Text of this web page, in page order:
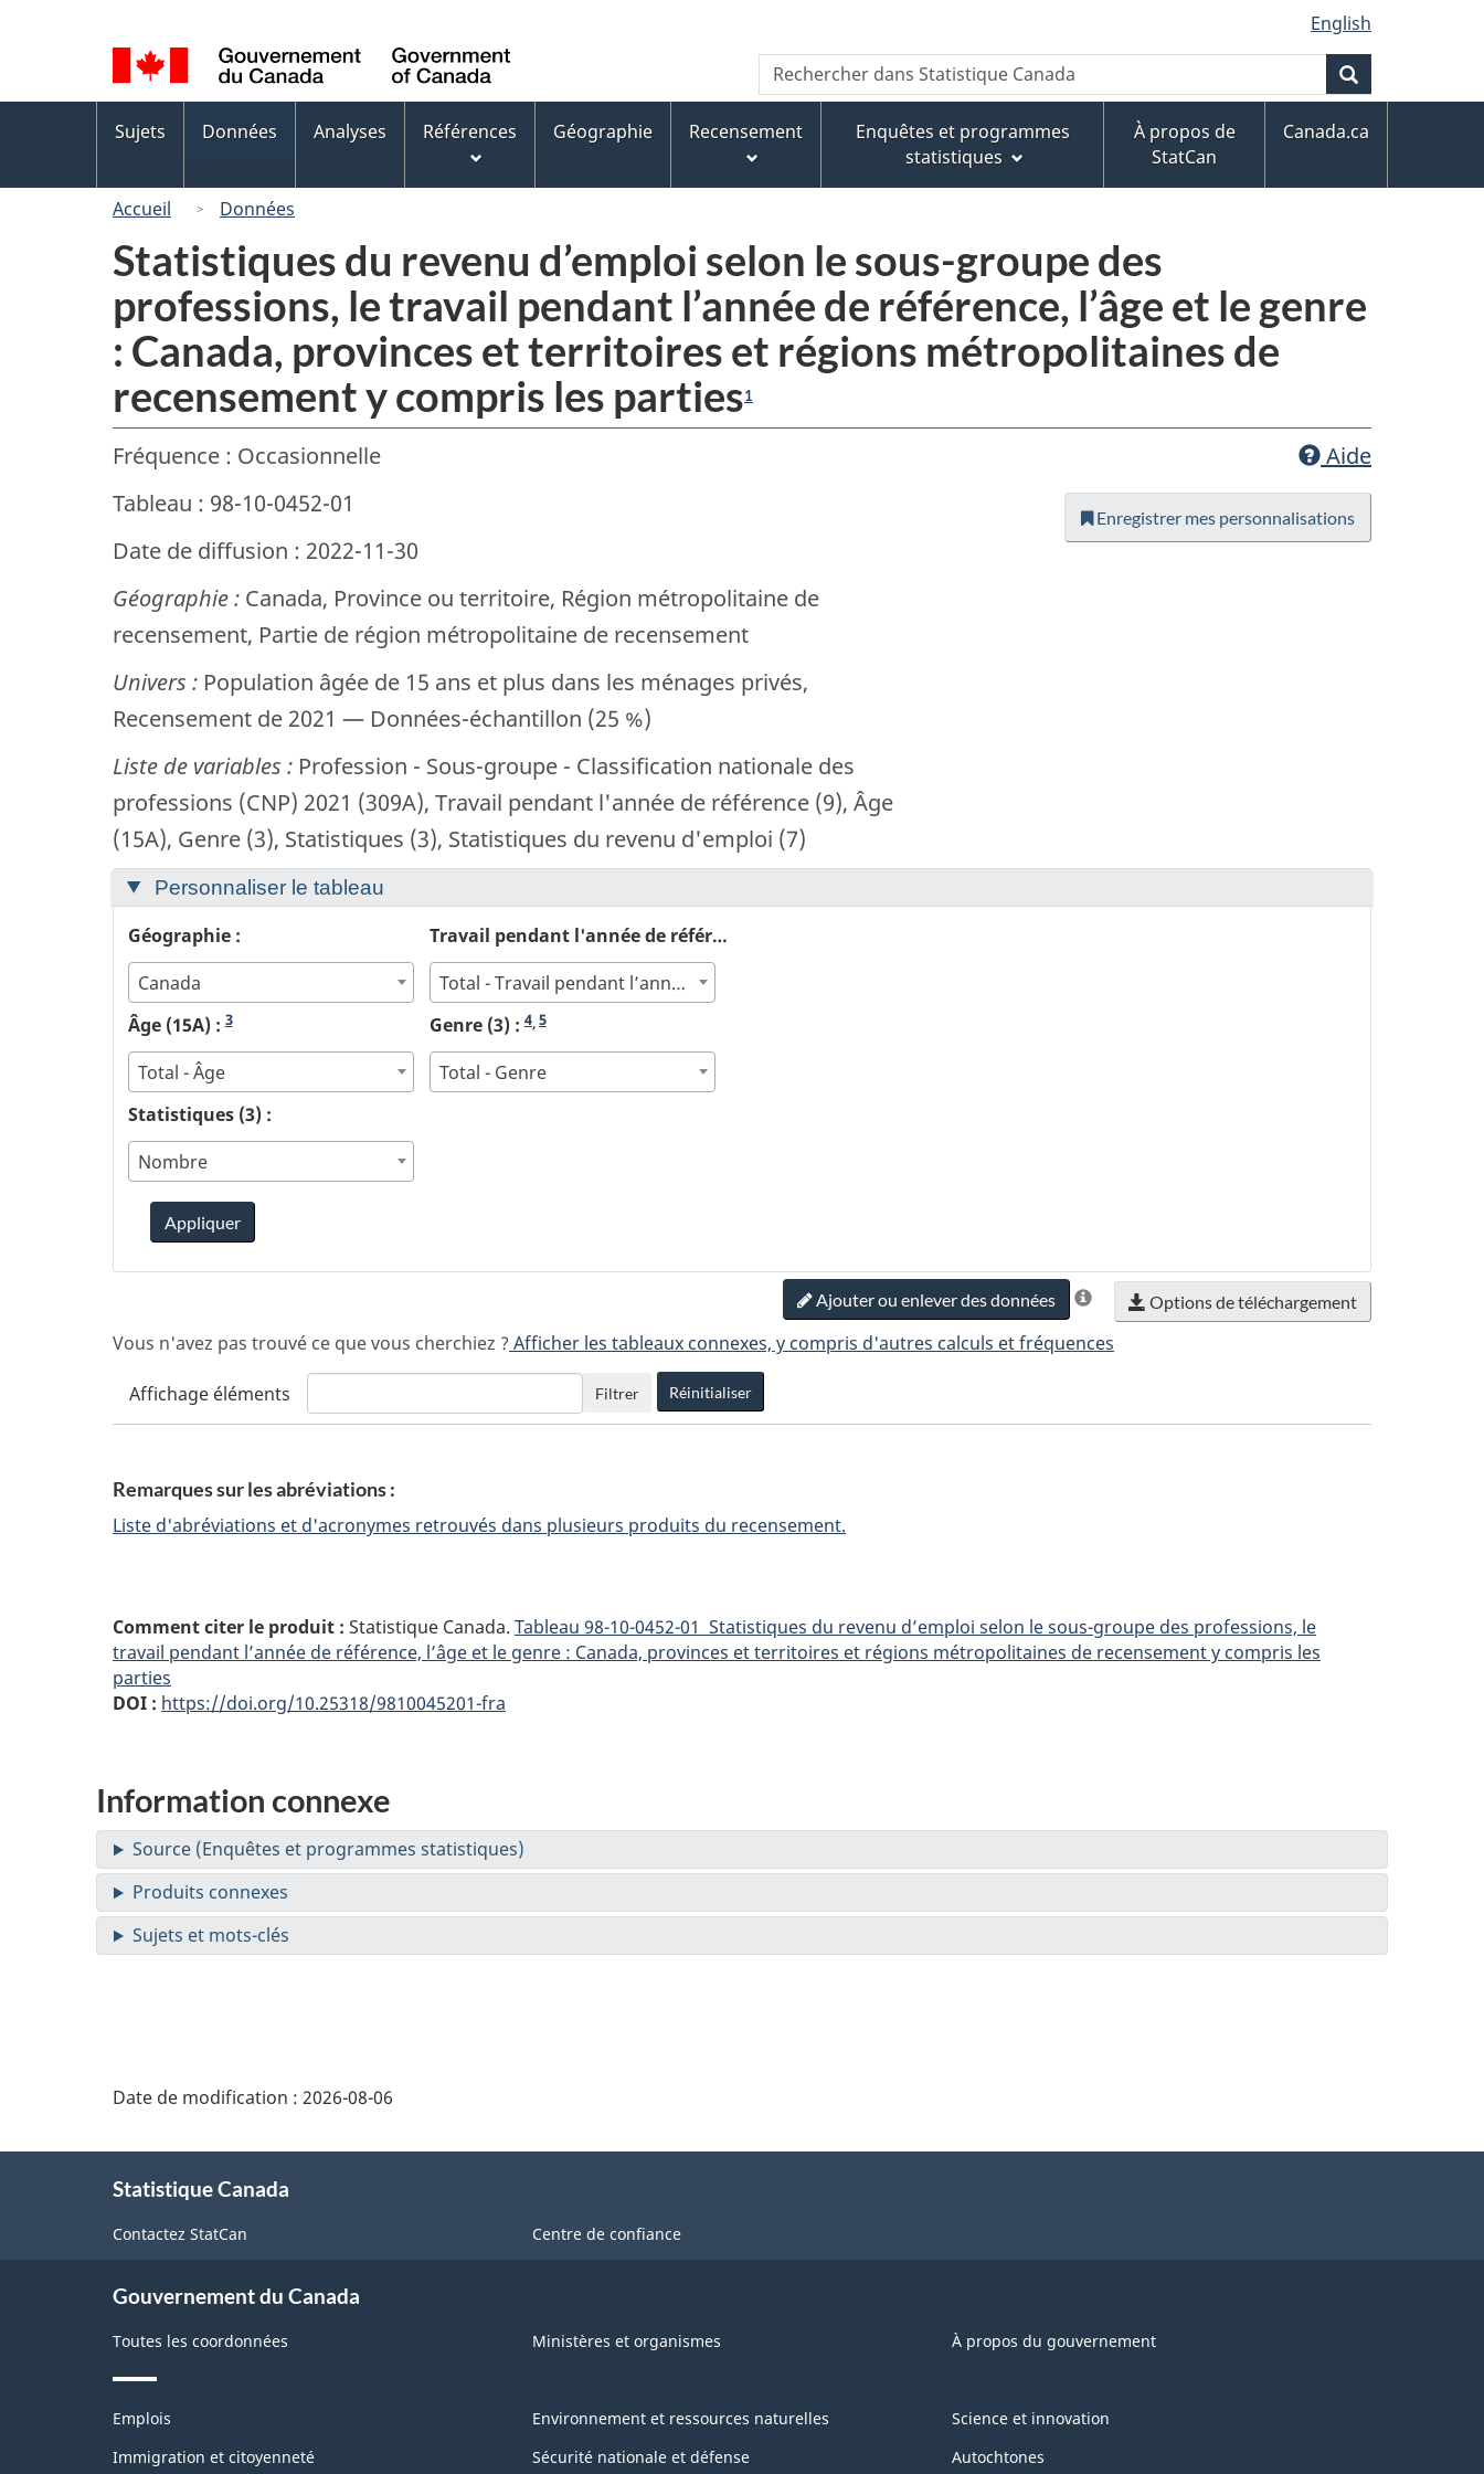
au
contenu
principal
« À
propos
de
ce
version
HTML
simplifiée
de
la
langue
English
Canada
Recherche
Rechercher
dans
Canada
Menus
des
sujets
Sujets Données Analyses Références Géographie Recensement
Enquêtes et programmes
statistiques
À propos de
StatCan
Canada.ca
Accueil Données
Statistiques du revenu d’emploi selon le sous-groupe des
professions, le travail pendant l’année de référence, l’âge et le genre
: Canada, provinces et territoires et régions métropolitaines de
recensement y compris les parties1
Fréquence : Occasionnelle
Tableau : 98-10-0452-01
Date de diffusion : 2022-11-30
Géographie : Canada, Province ou territoire, Région métropolitaine de
recensement, Partie de région métropolitaine de recensement
Univers : Population âgée de 15 ans et plus dans les ménages privés,
Recensement de 2021 — Données-échantillon (25 %)
Liste de variables : Profession - Sous-groupe - Classification nationale des
professions (CNP) 2021 (309A), Travail pendant l'année de référence (9), Âge
(15A), Genre (3), Statistiques (3), Statistiques du revenu d'emploi (7)
Aide
Enregistrer mes personnalisations
Personnaliser le tableau
Géographie :
Canada
Travail pendant l'année de référence (9) :
Total - Travail pendant l’année de référence
Âge (15A) :3
Total - Âge
Genre (3) :4,5
Total - Genre
Statistiques (3) :
Nombre
Appliquer
Ajouter ou enlever des données Options de téléchargement
Vous n'avez pas trouvé ce que vous cherchiez ? Afficher les tableaux connexes, y compris d'autres calculs et fréquences
Affichage éléments Filtrer Réinitialiser
Remarques sur les abréviations :
Liste d'abréviations et d'acronymes retrouvés dans plusieurs produits du recensement.
Comment citer le produit : Statistique Canada. Tableau 98-10-0452-01 Statistiques du revenu d’emploi selon le sous-groupe des professions, le
travail pendant l’année de référence, l’âge et le genre : Canada, provinces et territoires et régions métropolitaines de recensement y compris les
parties
DOI : https://doi.org/10.25318/9810045201-fra
Information connexe
Date de modification : 2026-08-06
Statistique Canada
Contactez StatCan Centre de confiance
Gouvernement du Canada
Toutes les coordonnées Ministères et organismes À propos du gouvernement
Thèmes
sujets
Emplois
Immigration et citoyenneté
Environnement et ressources naturelles
Sécurité nationale et défense
Science et innovation
Autochtones